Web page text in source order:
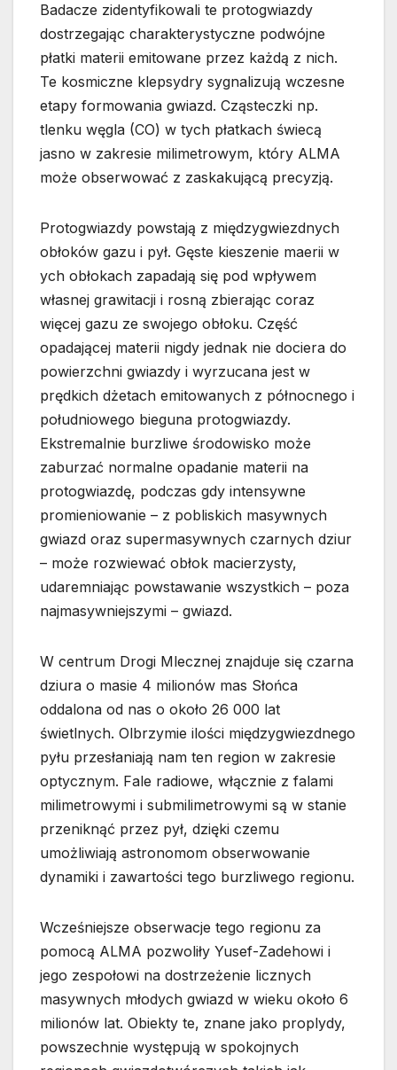
Badacze zidentyfikowali te protogwiazdy
dostrzegając charakterystyczne podwójne
płatki materii emitowane przez każdą z nich.
Te kosmiczne klepsydry sygnalizują wczesne
etapy formowania gwiazd. Cząsteczki np.
tlenku węgla (CO) w tych płatkach świecą
jasno w zakresie milimetrowym, który ALMA
może obserwować z zaskakującą precyzją.
Protogwiazdy powstają z międzygwiezdnych
obłoków gazu i pył. Gęste kieszenie maerii w
ych obłokach zapadają się pod wpływem
własnej grawitacji i rosną zbierając coraz
więcej gazu ze swojego obłoku. Część
opadającej materii nigdy jednak nie dociera do
powierzchni gwiazdy i wyrzucana jest w
prędkich dżetach emitowanych z północnego i
południowego bieguna protogwiazdy.
Ekstremalnie burzliwe środowisko może
zaburzać normalne opadanie materii na
protogwiazdę, podczas gdy intensywne
promieniowanie – z pobliskich masywnych
gwiazd oraz supermasywnych czarnych dziur
– może rozwiewać obłok macierzysty,
udaremniając powstawanie wszystkich – poza
najmasywniejszymi – gwiazd.
W centrum Drogi Mlecznej znajduje się czarna
dziura o masie 4 milionów mas Słońca
oddalona od nas o około 26 000 lat
świetlnych. Olbrzymie ilości międzygwiezdnego
pyłu przesłaniają nam ten region w zakresie
optycznym. Fale radiowe, włącznie z falami
milimetrowymi i submilimetrowymi są w stanie
przeniknąć przez pył, dzięki czemu
umożliwiają astronomom obserwowanie
dynamiki i zawartości tego burzliwego regionu.
Wcześniejsze obserwacje tego regionu za
pomocą ALMA pozwoliły Yusef-Zadehowi i
jego zespołowi na dostrzeżenie licznych
masywnych młodych gwiazd w wieku około 6
milionów lat. Obiekty te, znane jako proplydy,
powszechnie występują w spokojnych